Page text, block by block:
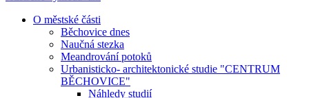
O městské části
Běchovice dnes
Naučná stezka
Meandrování potoků
Urbanisticko- architektonické studie "CENTRUM
BĚCHOVICE"
Náhledy studií